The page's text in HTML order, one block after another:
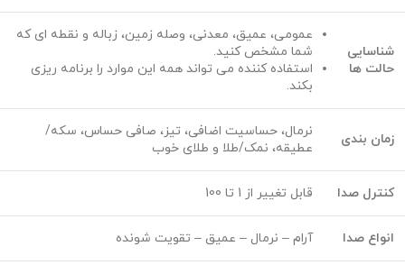
شناسایی
حالت ها
عمومی، عمیق، معدنی، وصله زمین، زباله و نقطه ای که
شما مشخص کنید.
استفاده کننده می تواند همه این موارد را برنامه ریزی
بکند.
زمان بندی
نرمال، حساسیت اضافی، تیز، صافی حساس، سکه/
عطیقه، نمک/طلا و طلای خوب
کنترل صدا قابل تغییر از 1 تا 100
انواع صدا آرام – نرمال – عمیق – تقویت شونده